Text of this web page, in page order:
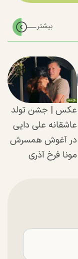
عکس | جشن تولد
عاشقانه علی دایی
در آغوش همسرش
مونا فرخ آذری